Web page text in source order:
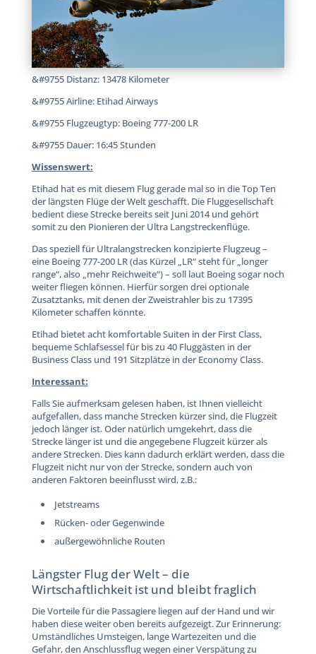
&#9755 Distanz: 13478 Kilometer
&#9755 Airline: Etihad Airways
&#9755 Flugzeugtyp: Boeing 777-200 LR
&#9755 Dauer: 16:45 Stunden
Wissenswert:
Etihad hat es mit diesem Flug gerade mal so in die Top Ten
der längsten Flüge der Welt geschafft. Die Fluggesellschaft
bedient diese Strecke bereits seit Juni 2014 und gehört
somit zu den Pionieren der Ultra Langstreckenflüge.
Das speziell für Ultralangstrecken konzipierte Flugzeug –
eine Boeing 777-200 LR (das Kürzel „LR“ steht für „longer
range“, also „mehr Reichweite“) – soll laut Boeing sogar noch
weiter fliegen können. Hierfür sorgen drei optionale
Zusatztanks, mit denen der Zweistrahler bis zu 17395
Kilometer schaffen könnte.
Etihad bietet acht komfortable Suiten in der First Class,
bequeme Schlafsessel für bis zu 40 Fluggästen in der
Business Class und 191 Sitzplätze in der Economy Class.
Interessant:
Falls Sie aufmerksam gelesen haben, ist Ihnen vielleicht
aufgefallen, dass manche Strecken kürzer sind, die Flugzeit
jedoch länger ist. Oder natürlich umgekehrt, dass die
Strecke länger ist und die angegebene Flugzeit kürzer als
andere Strecken. Dies kann dadurch erklärt werden, dass die
Flugzeit nicht nur von der Strecke, sondern auch von
anderen Faktoren beeinflusst wird, z.B.:
Jetstreams
Rücken- oder Gegenwinde
außergewöhnliche Routen
Längster Flug der Welt – die
Wirtschaftlichkeit ist und bleibt fraglich
Die Vorteile für die Passagiere liegen auf der Hand und wir
haben diese weiter oben bereits aufgezeigt. Zur Erinnerung:
Umständliches Umsteigen, lange Wartezeiten und die
Gefahr, den Anschlussflug wegen einer Verspätung zu